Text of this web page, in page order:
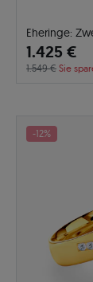
Eheringe:
1.425 €
1.549 € Sie
-12%